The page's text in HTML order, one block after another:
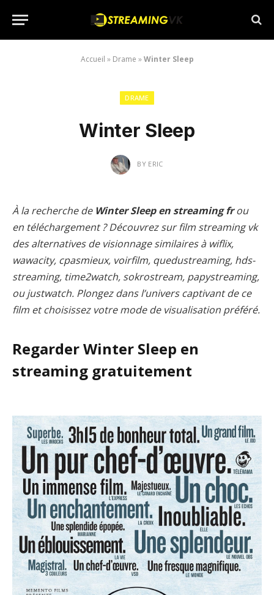
Accueil » Drame »Winter Sleep
DRAME
Winter Sleep
BY ERIC
À la recherche de Winter Sleep en streaming frou
en téléchargement ? Découvrez sur film streaming vk
des alternatives de visionnage similaires à wiflix,
wawacity, cpasmieux, voirfilm, quedustreaming, hds-
streaming, time2watch, sokrostream, papystreaming,
ou justwatch. Plongez dans l’univers captivant de ce
film et choisissez votre mode de visualisation préféré.
Regarder Winter Sleep en
streaming gratuitement